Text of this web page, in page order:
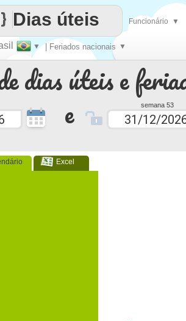
dias úteis e
e semana 53
Excel
cada
▼ | Feriados nacionais ▼
Dias úteis Funcionário ▼